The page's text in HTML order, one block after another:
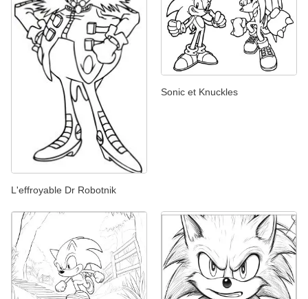
L'effroyable Dr Robotnik
Sonic et Knuckles